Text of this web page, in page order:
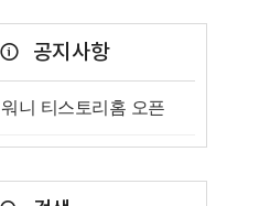
공지사항
워니 티스토리홈 오픈